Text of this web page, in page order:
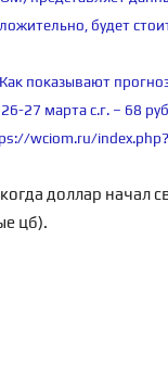
будет
показывают
27 марта с.г. – 68
wciom.ru/
доллар начал
цб).